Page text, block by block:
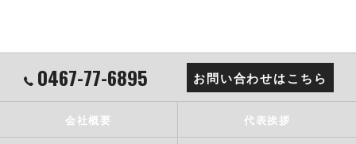
0467-77-6895 お問い合わせはこちら
会社概要 代表挨拶